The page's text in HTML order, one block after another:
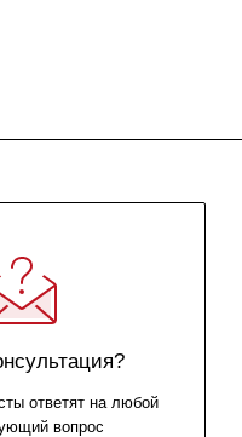
ответят на любой
вопрос